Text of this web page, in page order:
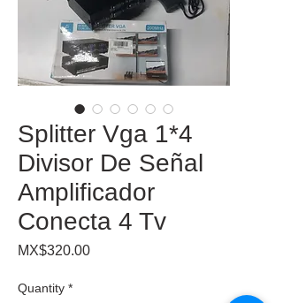
Splitter Vga 1*4
Divisor De Señal
Amplificador
Conecta 4 Tv
MX$320.00Price
Quantity *